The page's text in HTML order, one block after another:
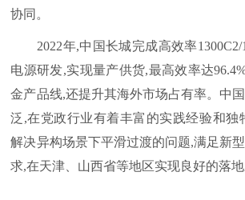
协同。
2022年,中国长城完成高效率1300C2/
电源研发,实现量产供货,最高效率达
金产品线,还提升其海外市场占有率。中
泛,在党政行业有着丰富的实践经验和独
解决异构场景下平滑过渡的问题,满足新
求,在天津、山西省等地区实现良好的落地